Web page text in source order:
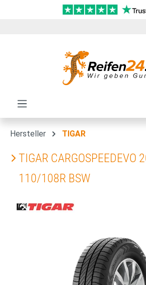
Zum Hauptinhalt springen
Hersteller TIGAR
TIGAR CARGOSPEEDEVO
110/108R BSW
Bildergalerie überspringen